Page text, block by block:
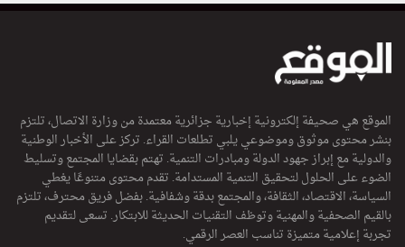
الموقع هي صحيفة إلكترونية إخبارية جزائرية معتمدة من وزارة الاتصال، تلتزم
بنشر محتوى موثوق وموضوعي يلبي تطلعات القراء. تركز على الأخبار الوطنية
والدولية مع إبراز جهود الدولة ومبادرات التنمية. تهتم بقضايا المجتمع وتسليط
الضوء على الحلول لتحقيق التنمية المستدامة. تقدم محتوى متنوعًا يغطي
السياسة، الاقتصاد، الثقافة، والمجتمع بدقة وشفافية. بفضل فريق محترف، تلتزم
بالقيم الصحفية والمهنية وتوظف التقنيات الحديثة للابتكار. تسعى لتقديم
تجربة إعلامية متميزة تناسب العصر الرقمي.